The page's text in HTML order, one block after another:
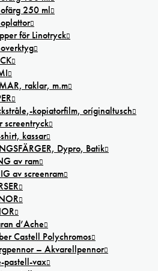
250 ml
för Linotryck
raklar, m.m
kopiatorfilm, oríginaltusch
screentryck
shirt, kassar
Dypro, Batik
av ram
av screenram
d’Ache
Castell Polychromos
– Akvarellpennor
pastell-vax